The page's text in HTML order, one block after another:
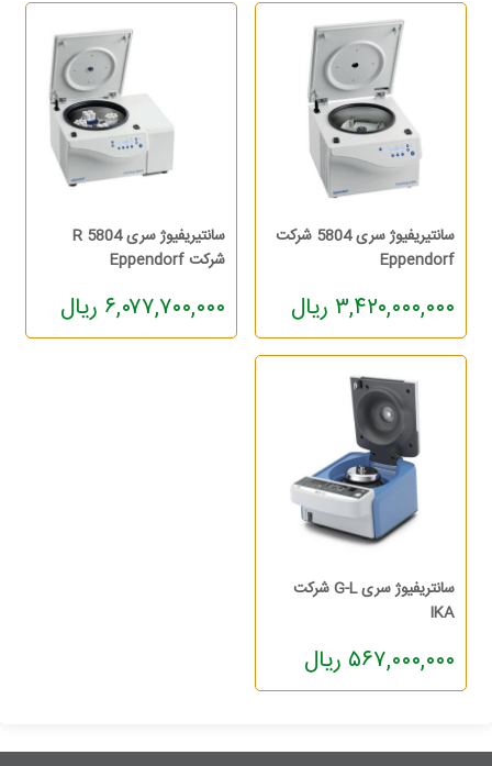
سانتیریفیوژ سری 5804 شرکت
Eppendorf
۳,۴۲۰,۰۰۰,۰۰۰ ریال
سانتیریفیوژ سری 5804 R
شرکت Eppendorf
۶,۰۷۷,۷۰۰,۰۰۰ ریال
سانتریفیوژ سری G-L شرکت
IKA
۵۶۷,۰۰۰,۰۰۰ ریال